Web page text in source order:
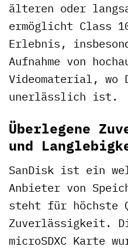
älteren oder
ermöglicht Class
Erlebnis,
Aufnahme von
Videomaterial, wo
unerlässlich ist.
Überlegene
und
SanDisk ist ein
Anbieter von
steht für höchste
Zuverlässigkeit.
microSDXC Karte